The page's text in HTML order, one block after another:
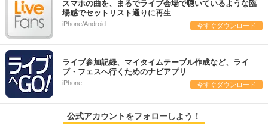
スマホの曲を、まるでライブ会場で聴いているような臨
場感でセットリスト通りに再生
iPhone/Android 今すぐダウンロード
ライブ参加記録、マイタイムテーブル作成など、ライ
ブ・フェスへ行くためのナビアプリ
iPhone 今すぐダウンロード
公式アカウントをフォローしよう！